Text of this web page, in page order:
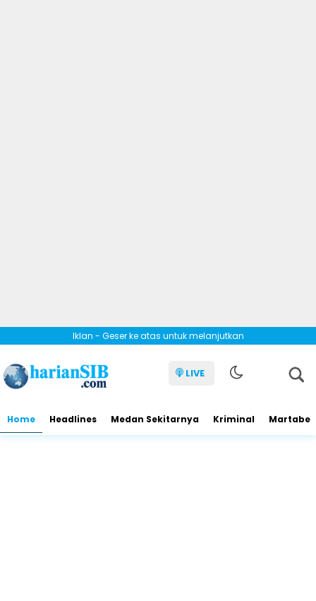
Iklan - Geser ke atas untuk melanjutkan
LIVE
Home Headlines Medan Sekitarnya Kriminal Martabe